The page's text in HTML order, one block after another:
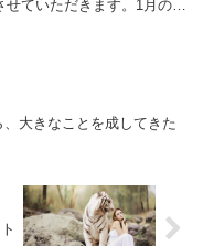
ていただきます。1月のご
大きなことを成してきた